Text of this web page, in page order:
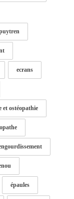
ecrans
et ostéopathie
épaules